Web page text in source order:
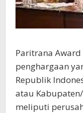
Paritrana
penghargaan
Republik
atau
meliputi